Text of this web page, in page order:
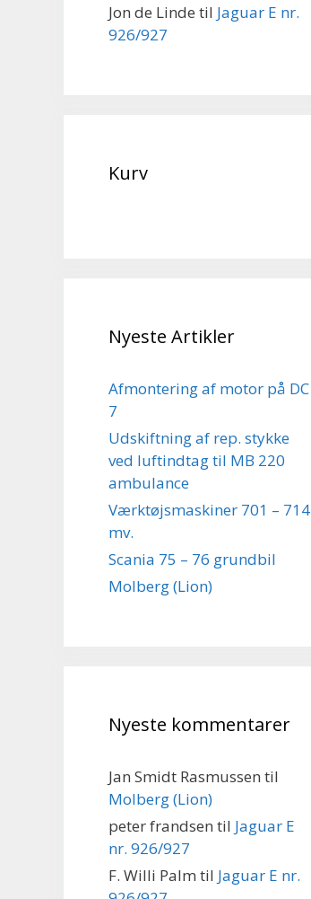
Jon de Linde til Jaguar E nr.
926/927
Kurv
Nyeste Artikler
Afmontering af motor på DC
7
Udskiftning af rep. stykke
ved luftindtag til MB 220
ambulance
Værktøjsmaskiner 701 – 714
mv.
Scania 75 – 76 grundbil
Molberg (Lion)
Nyeste kommentarer
Jan Smidt Rasmussen til
Molberg (Lion)
peter frandsen til Jaguar E
nr. 926/927
F. Willi Palm til Jaguar E nr.